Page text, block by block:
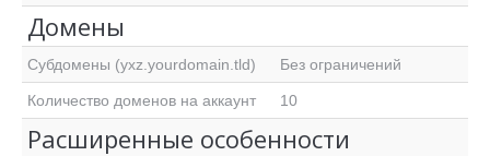
Домены
Субдомены (yxz.yourdomain.tld) Без ограничений
Количество доменов на аккаунт 10
Расширенные особенности